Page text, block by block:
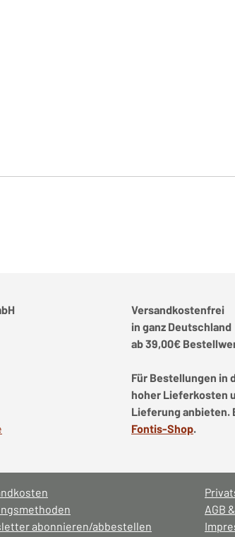
Versandkostenfrei
in ganz Deutschland
ab 39,00€
Für Bestellungen in
hoher Lieferkosten
Lieferung anbieten.
Fontis-Shop.
abonnieren/abbestellen
AGB